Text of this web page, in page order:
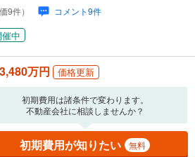
（頭金比率 0%）
29,000
用を予定されている金融機関等にご確認の
いたします。初期設定で自動入力されてい
における貸出金利とは何ら関係がなく、実際
金利を何ら保証するものではありません。返
て算出しております。入力された金利を35年
表示しています。
用がかかります。ご注意ください。実際にお
等に、必ずご自身でご確認をお願いいたしま
9件） コメント9件
中
万円 価格更新
初期費用は諸条件で変わります。
不動産会社に相談しませんか？
初期費用が知りたい 無料